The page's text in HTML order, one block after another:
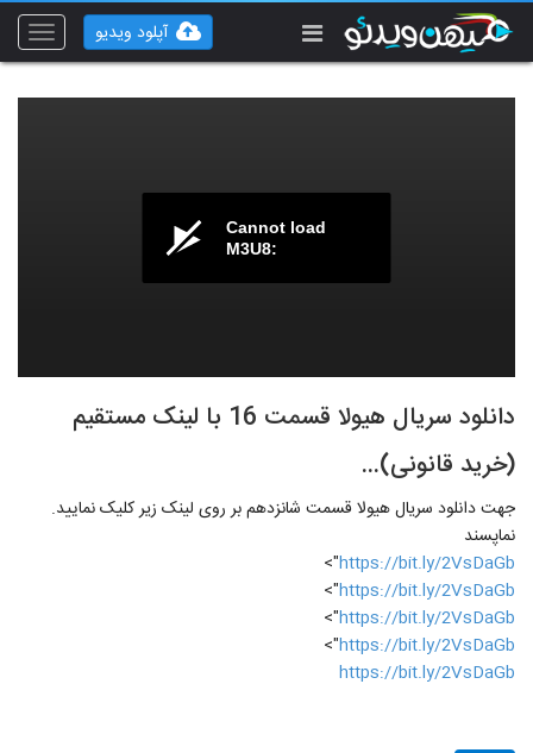
Toggle
آپلود ویدیو
Cannot load
M3U8:
دانلود سریال هیولا قسمت 16 با لینک مستقیم
(خرید قانونی)...
جهت دانلود سریال هیولا قسمت شانزدهم بر روی لینک زیر کلیک نمایید.
نماپسند
https://bit.ly/2VsDaGb
">
https://bit.ly/2VsDaGb
">
https://bit.ly/2VsDaGb
">
https://bit.ly/2VsDaGb
">
https://bit.ly/2VsDaGb